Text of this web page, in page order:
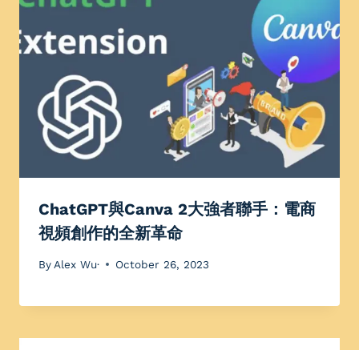
ChatGPT與Canva 2大強者聯手：電商
視頻創作的全新革命
By Alex Wu· October 26, 2023